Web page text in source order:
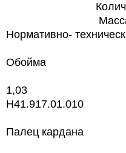
Нормативно-
Обойма
1,03
H41.917.01.010
Палец кардана